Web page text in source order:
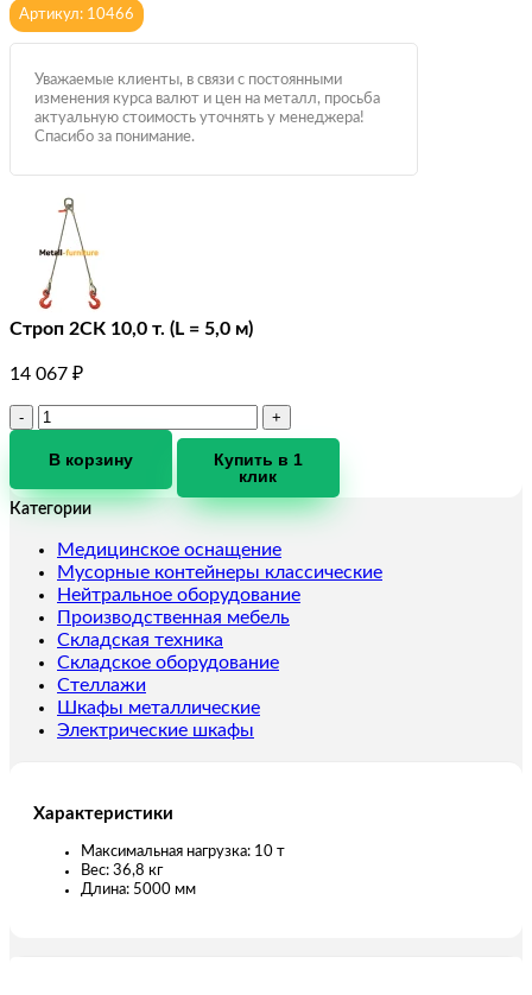
Артикул: 10466
Уважаемые клиенты, в связи с постоянными
изменения курса валют и цен на металл, просьба
актуальную стоимость уточнять у менеджера!
Спасибо за понимание.
Строп 2СК 10,0 т. (L = 5,0 м)
14 067 ₽
Количество
Строп
10,0
(L
=
5,0
м)
В корзину
Купить в 1
клик
Категории
Медицинское оснащение
Мусорные контейнеры классические
Нейтральное оборудование
Производственная мебель
Складская техника
Складское оборудование
Стеллажи
Шкафы металлические
Электрические шкафы
Характеристики
Максимальная нагрузка: 10 т
Вес: 36,8 кг
Длина: 5000 мм